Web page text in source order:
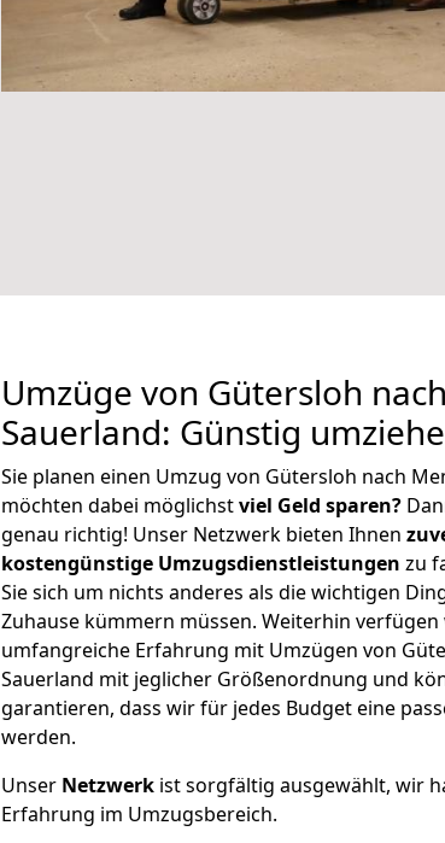
Umzüge von Gütersloh
Sauerland: Günstig
Sie planen einen Umzug von Gütersloh nach
möchten dabei möglichstviel Geld sparen?
genau richtig! Unser Netzwerk bieten Ihnen
kostengünstige Umzugsdienstleistungen zu
Sie sich um nichts anderes als die wichtigen
Zuhause kümmern müssen. Weiterhin
umfangreiche Erfahrung mit Umzügen von
Sauerland mit jeglicher Größenordnung und
garantieren, dass wir für jedes Budget eine
werden.
Unser Netzwerk ist sorgfältig ausgewählt, wir
Erfahrung im Umzugsbereich.